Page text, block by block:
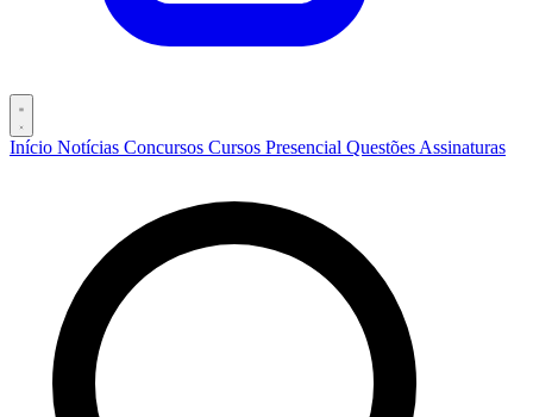
Início Notícias Concursos Cursos Presencial Questões Assinaturas